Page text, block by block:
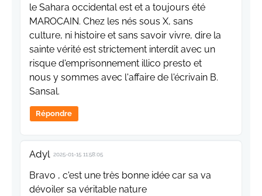
le Sahara occidental est et a toujours été
MAROCAIN. Chez les nés sous X, sans
culture, ni histoire et sans savoir vivre, dire la
sainte vérité est strictement interdit avec un
risque d'emprisonnement illico presto et
nous y sommes avec l'affaire de l'écrivain B.
Sansal.
Répondre
Adyl 2025-01-15 11:58:05
Bravo , c'est une très bonne idée car sa va
dévoiler sa véritable nature